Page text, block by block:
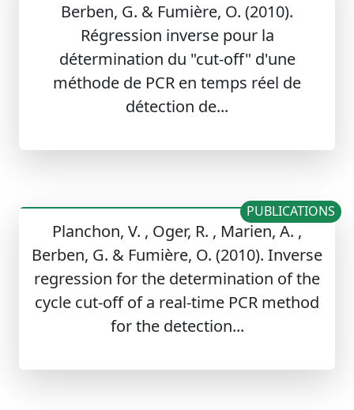
Berben, G. & Fumière, O. (2010).
Régression inverse pour la
détermination du "cut-off" d'une
méthode de PCR en temps réel de
détection de...
Planchon, V. , Oger, R. , Marien, A. ,
Berben, G. & Fumière, O. (2010). Inverse
regression for the determination of the
cycle cut-off of a real-time PCR method
for the detection...
PUBLICATIONS